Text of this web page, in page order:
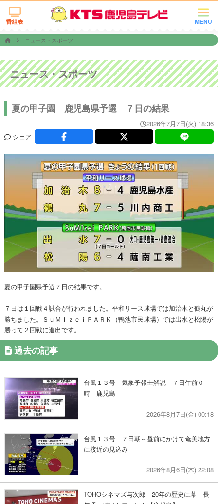
MENU
番組表
ニュース・スポーツ
ニュース・スポーツ
夏の甲子園 鹿児島県予選 ７日の結果
2026年7月7日(火) 18:36
シェア
夏の甲子園県予選７日の結果です。
７日は１回戦４試合が行われました。平和リース球場では加治木と鶴丸が
勝ちました。ＳｕＭＩｚｅｉＰＡＲＫ（鴨池市民球場）では出水と松陽が
勝って２回戦に進出です。
過去の記事
台風１３号 気象予報士解説 ７日午前０
時 鹿児島
2026年8月7日(金) 00:18
台風１３号 ７日朝～昼前にかけて奄美地方
に接近の見込み
2026年8月6日(木) 22:08
TOHOシネマズ与次郎 20年の歴史に幕 長